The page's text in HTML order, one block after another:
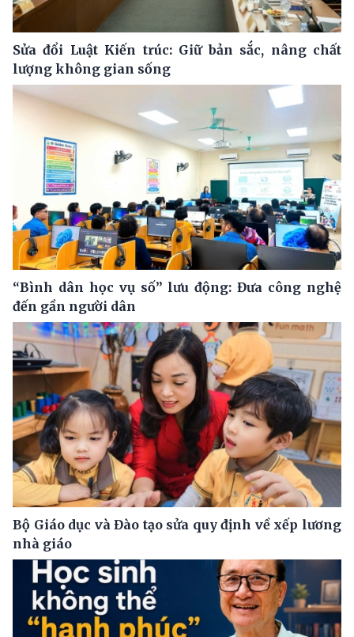
Sửa đổi Luật Kiến trúc: Giữ bản sắc, nâng chất
lượng không gian sống
“Bình dân học vụ số” lưu động: Đưa công nghệ
đến gần người dân
Bộ Giáo dục và Đào tạo sửa quy định về xếp lương
nhà giáo